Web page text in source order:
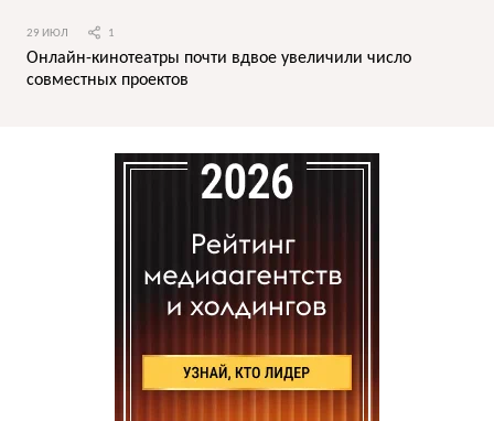
29 ИЮЛ 1
Онлайн-кинотеатры почти вдвое увеличили число
совместных проектов